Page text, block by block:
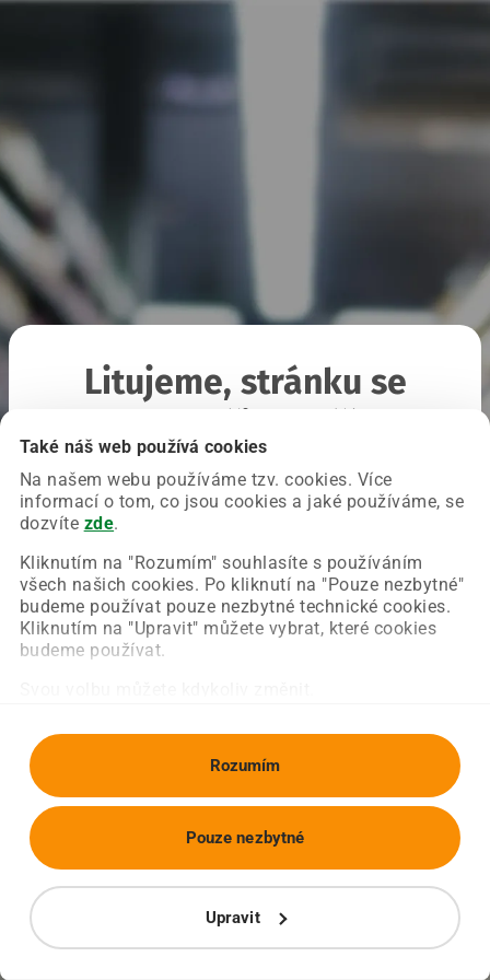
Také náš web používá cookies
Na našem webu používáme tzv. cookies. Více
informací o tom, co jsou cookies a jaké používáme, se
dozvíte zde.
Kliknutím na "Rozumím" souhlasíte s používáním
všech našich cookies. Po kliknutí na "Pouze nezbytné"
budeme používat pouze nezbytné technické cookies.
Kliknutím na "Upravit" můžete vybrat, které cookies
budeme používat.
Rozumím
Upravit
Pouze nezbytné
Litujeme, stránku se
Chyba nastala na naší straně a už ji opravujeme.
Zkuste prosím znovu načíst požadovanou stránku.
Obnovit stránku Úvodní strana